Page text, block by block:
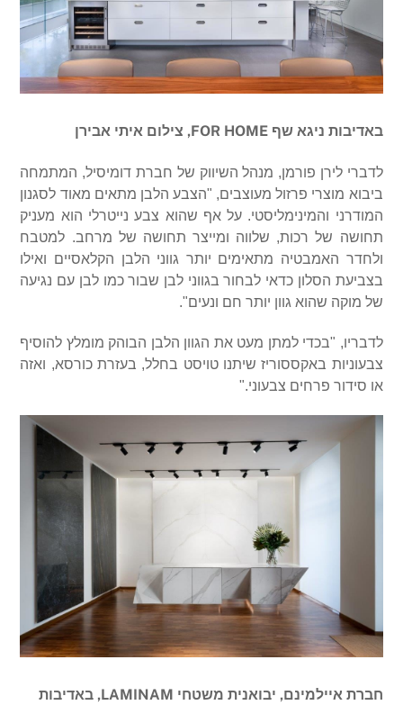
באדיבות ניגא שף FOR HOME, צילום איתי אבירן
לדברי לירן פורמן, מנהל השיווק של חברת דומיסיל, המתמחה
ביבוא מוצרי פרזול מעוצבים, "הצבע הלבן מתאים מאוד לסגנון
המודרני והמינימליסטי. על אף שהוא צבע נייטרלי הוא מעניק
תחושה של רכות, שלווה ומייצר תחושה של מרחב. למטבח
ולחדר האמבטיה מתאימים יותר גווני הלבן הקלאסיים ואילו
בצביעת הסלון כדאי לבחור בגווני לבן שבור כמו לבן עם נגיעה
של מוקה שהוא גוון יותר חם ונעים".
לדבריו, "בכדי למתן מעט את הגוון הלבן הבוהק מומלץ להוסיף
צבעוניות באקססוריז שיתנו טויסט בחלל, בעזרת כורסא, ואזה
או סידור פרחים צבעוני."
חברת איילמינם, יבואנית משטחי LAMINAM, באדיבות